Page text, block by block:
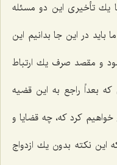
یك تأخیری این دو مسئله
باید در این جا بدانیم این
و مقصد صرف یك ارتباط
كه بعداً راجع به این قضیه
كرد كه، چه قضایا و
این نكته بدون یك ازدواج